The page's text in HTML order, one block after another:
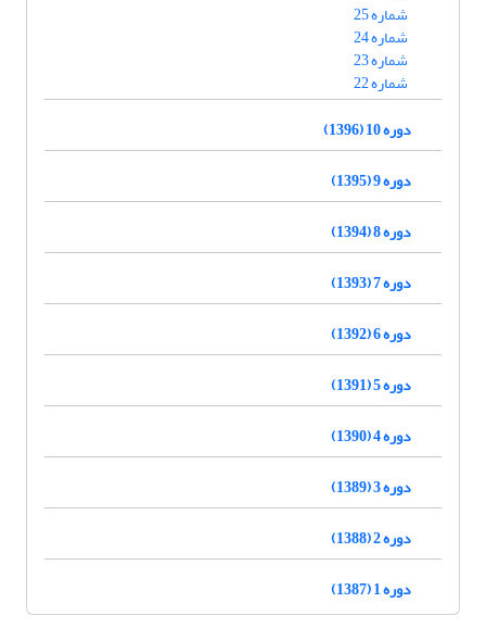
شماره 25
شماره 24
شماره 23
شماره 22
دوره 10 (1396)
دوره 9 (1395)
دوره 8 (1394)
دوره 7 (1393)
دوره 6 (1392)
دوره 5 (1391)
دوره 4 (1390)
دوره 3 (1389)
دوره 2 (1388)
دوره 1 (1387)